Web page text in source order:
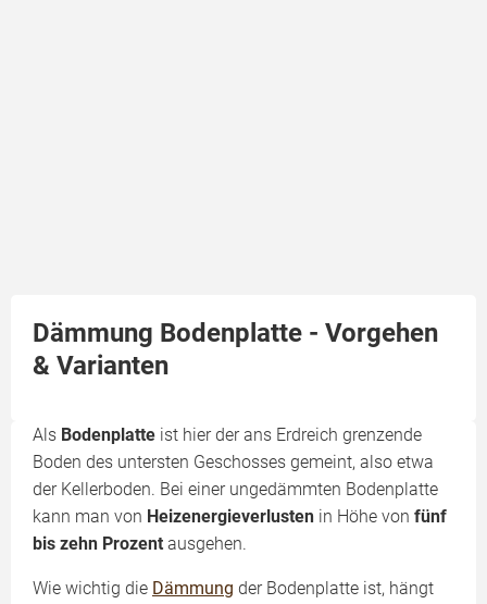
Dämmung Bodenplatte - Vorgehen
& Varianten
Als Bodenplatte ist hier der ans Erdreich grenzende
Boden des untersten Geschosses gemeint, also etwa
der Kellerboden. Bei einer ungedämmten Bodenplatte
kann man von Heizenergieverlusten in Höhe von fünf
bis zehn Prozent ausgehen.
Wie wichtig die Dämmung der Bodenplatte ist, hängt